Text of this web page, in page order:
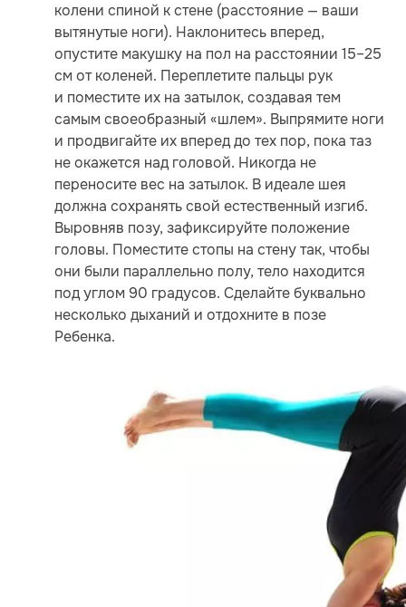
колени спиной к стене (расстояние — ваши
вытянутые ноги). Наклонитесь вперед,
опустите макушку на пол на расстоянии 15–25
см от коленей. Переплетите пальцы рук
и поместите их на затылок, создавая тем
самым своеобразный «шлем». Выпрямите ноги
и продвигайте их вперед до тех пор, пока таз
не окажется над головой. Никогда не
переносите вес на затылок. В идеале шея
должна сохранять свой естественный изгиб.
Выровняв позу, зафиксируйте положение
головы. Поместите стопы на стену так, чтобы
они были параллельно полу, тело находится
под углом 90 градусов. Сделайте буквально
несколько дыханий и отдохните в позе
Ребенка.